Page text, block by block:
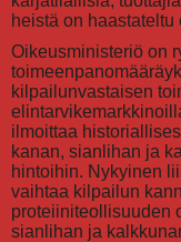
heistä on
Oikeusministeriö on
kilpailunvastaisen
ilmoittaa
kanan, sianlihan ja
hintoihin. Nykyinen
vaihtaa kilpailun
proteiiniteollisuuden
sianlihan ja